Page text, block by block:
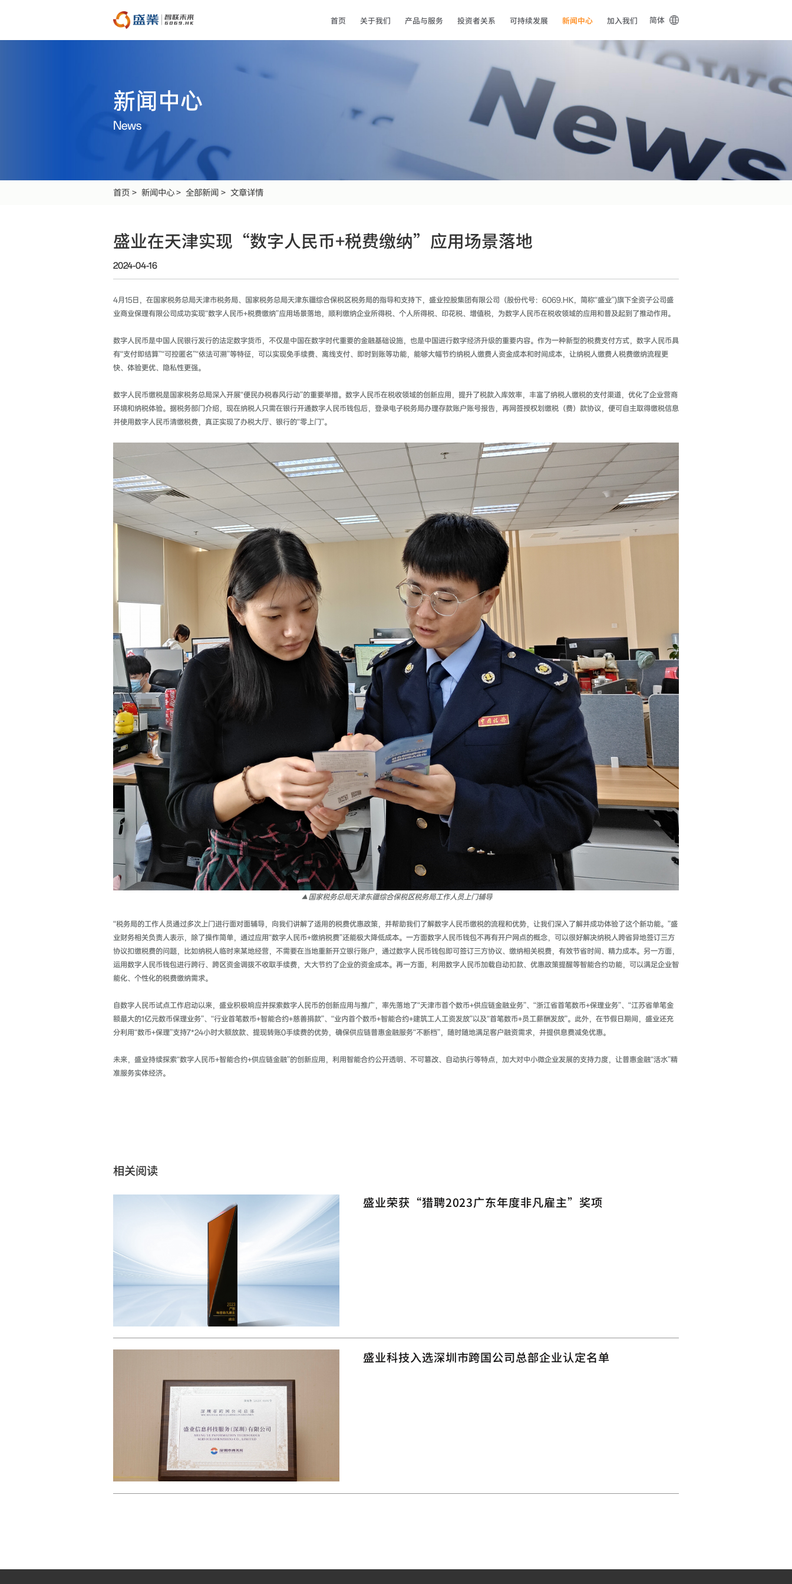
首页 关于我们 产品与服务 投资者关系 可持续发展 新闻中心 加入我们 简体
新闻中心
News
首页 新闻中心 全部新闻 文章详情
盛业在天津实现“数字人民币+税费缴纳”应用场景落地
2024-04-16
4月15日，在国家税务总局天津市税务局、国家税务总局天津东疆综合保税区税务局的指导和支持下，盛业控股集团有限公司（股份代号：6069.HK，简称“盛业”)旗下全资子公司盛
业商业保理有限公司成功实现“数字人民币+税费缴纳”应用场景落地，顺利缴纳企业所得税、个人所得税、印花税、增值税，为数字人民币在税收领域的应用和普及起到了推动作用。
数字人民币是中国人民银行发行的法定数字货币，不仅是中国在数字时代重要的金融基础设施，也是中国进行数字经济升级的重要内容。作为一种新型的税费支付方式，数字人民币具
有“支付即结算”“可控匿名”“依法可溯”等特征，可以实现免手续费、离线支付、即时到账等功能，能够大幅节约纳税人缴费人资金成本和时间成本，让纳税人缴费人税费缴纳流程更
快、体验更优、隐私性更强。
数字人民币缴税是国家税务总局深入开展“便民办税春风行动”的重要举措。数字人民币在税收领域的创新应用，提升了税款入库效率，丰富了纳税人缴税的支付渠道，优化了企业营商
环境和纳税体验。据税务部门介绍，现在纳税人只需在银行开通数字人民币钱包后，登录电子税务局办理存款账户账号报告，再网签授权划缴税（费）款协议，便可自主取得缴税信息
并使用数字人民币清缴税费，真正实现了办税大厅、银行的“零上门”。
▲国家税务总局天津东疆综合保税区税务局工作人员上门辅导
“税务局的工作人员通过多次上门进行面对面辅导，向我们讲解了适用的税费优惠政策，并帮助我们了解数字人民币缴税的流程和优势，让我们深入了解并成功体验了这个新功能。”盛
业财务相关负责人表示，除了操作简单，通过应用“数字人民币+缴纳税费”还能极大降低成本。一方面数字人民币钱包不再有开户网点的概念，可以很好解决纳税人跨省异地签订三方
协议扣缴税费的问题，比如纳税人临时来某地经营，不需要在当地重新开立银行账户，通过数字人民币钱包即可签订三方协议、缴纳相关税费，有效节省时间、精力成本。另一方面，
运用数字人民币钱包进行跨行、跨区资金调拨不收取手续费，大大节约了企业的资金成本。再一方面，利用数字人民币加载自动扣款、优惠政策提醒等智能合约功能，可以满足企业智
能化、个性化的税费缴纳需求。
自数字人民币试点工作启动以来，盛业积极响应并探索数字人民币的创新应用与推广，率先落地了“天津市首个数币+供应链金融业务”、“浙江省首笔数币+保理业务”、“江苏省单笔金
额最大的1亿元数币保理业务”、“行业首笔数币+智能合约+慈善捐款”、“业内首个数币+智能合约+建筑工人工资发放”以及“首笔数币+员工薪酬发放”。此外，在节假日期间，盛业还充
分利用“数币+保理”支持7*24小时大额放款、提现转账0手续费的优势，确保供应链普惠金融服务“不断档”，随时随地满足客户融资需求，并提供息费减免优惠。
未来，盛业持续探索“数字人民币+智能合约+供应链金融”的创新应用，利用智能合约公开透明、不可篡改、自动执行等特点，加大对中小微企业发展的支持力度，让普惠金融“活水”精
准服务实体经济。
相关阅读
盛业荣获“猎聘2023广东年度非凡雇主”奖项
盛业科技入选深圳市跨国公司总部企业认定名单